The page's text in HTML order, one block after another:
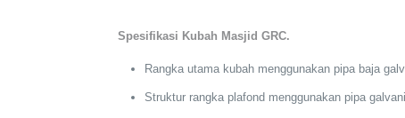
Spesifikasi Kubah Masjid GRC.
Rangka utama kubah menggunakan pipa baja
Struktur rangka plafond menggunakan pipa